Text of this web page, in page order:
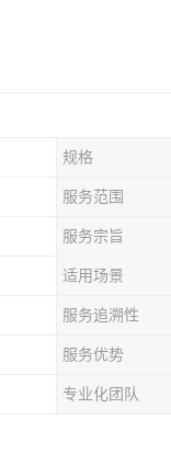
规格
服务范围
服务宗旨
适用场景
服务追溯性
服务优势
专业化团队